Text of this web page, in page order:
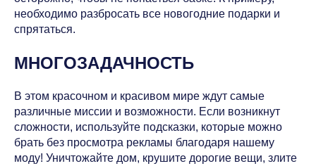
необходимо разбросать все новогодние подарки и
спрятаться.
МНОГОЗАДАЧНОСТЬ
В этом красочном и красивом мире ждут самые
различные миссии и возможности. Если возникнут
сложности, используйте подсказки, которые можно
брать без просмотра рекламы благодаря нашему
моду! Уничтожайте дом, крушите дорогие вещи, злите